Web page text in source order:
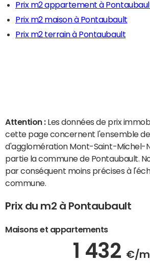
Prix m2 appartement à
Prix m2 maison à Pontaubault
Prix m2 terrain à Pontaubault
Attention : Les données de prix
cette page concernent l'ensemble
d'agglomération Mont-Saint-Michel-
partie la commune de Pontaubault.
par conséquent moins précises à
commune.
Prix du m2 à Pontaubault
Maisons et appartements
1 432 €/